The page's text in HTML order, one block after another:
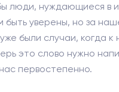
люди, нуждающиеся в
быть уверены, но за
были случаи, когда
это слово нужно
первостепенно.